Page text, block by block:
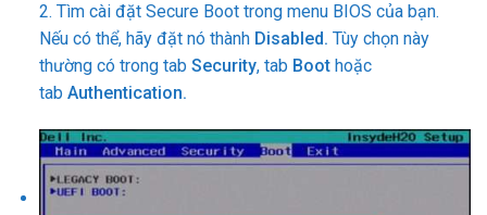
2. Tìm cài đặt Secure Boot trong menu BIOS của bạn.
Nếu có thể, hãy đặt nó thành Disabled. Tùy chọn này
thường có trong tab Security, tab Boothoặc
tab Authentication.